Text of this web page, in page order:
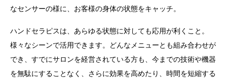
なセンサーの様に、お客様の身体の状態をキャッチ。
ハンドセラピスは、あらゆる状態に対しても応用が利くこと。
様々なシーンで活用できます。
どんなメニューとも組み合わせが
でき、すでにサロンを経営されている方も、今までの技術や機器
を無駄にすることなく、さらに効果を高めたり、時間を短縮する